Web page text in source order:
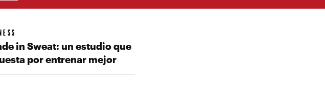
in Sweat: un estudio que
por entrenar mejor